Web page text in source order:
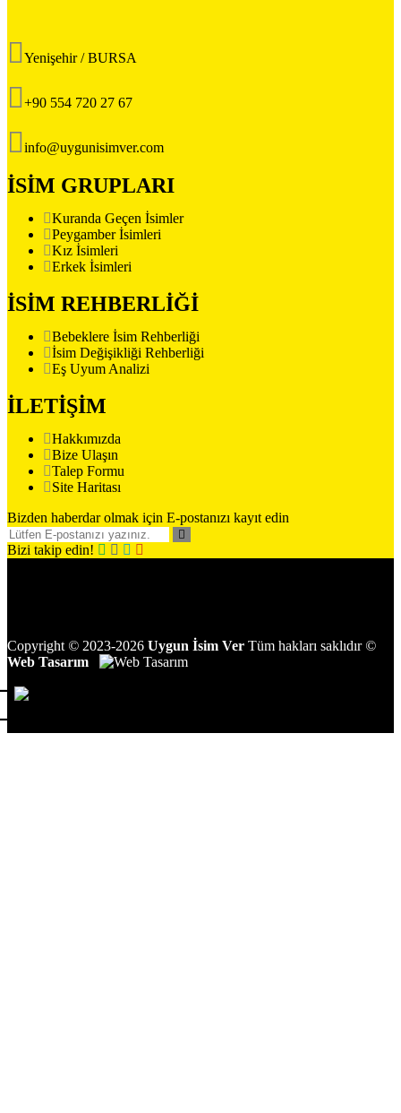
Yenişehir / BURSA
+90 554 720 27 67
info@uygunisimver.com
İSİM GRUPLARI
Kuranda Geçen İsimler
Peygamber İsimleri
Kız İsimleri
Erkek İsimleri
İSİM REHBERLİĞİ
Bebeklere İsim Rehberliği
İsim Değişikliği Rehberliği
Eş Uyum Analizi
İLETİŞİM
Hakkımızda
Bize Ulaşın
Talep Formu
Site Haritası
Bizden haberdar olmak için E-postanızı kayıt edin
Bizi takip edin!
Copyright © 2023-2026 Uygun İsim Ver Tüm hakları saklıdır ©
Web Tasarım